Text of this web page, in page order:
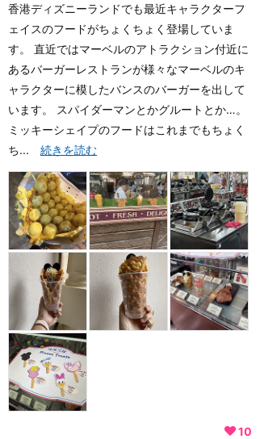
香港ディズニーランドでも最近キャラクターフ
ェイスのフードがちょくちょく登場していま
す。 直近ではマーベルのアトラクション付近に
あるバーガーレストランが様々なマーベルのキ
ャラクターに模したバンスのバーガーを出して
います。 スパイダーマンとかグルートとか…。
ミッキーシェイプのフードはこれまでもちょく
ち... 続きを読む
10